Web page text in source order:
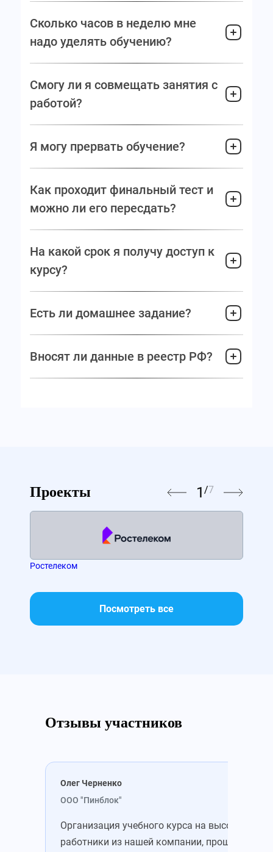
Сколько часов в неделю мне
надо уделять обучению?
Смогу ли я совмещать занятия с
работой?
Я могу прервать обучение?
Как проходит финальный тест и
можно ли его пересдать?
На какой срок я получу доступ к
курсу?
Есть ли домашнее задание?
Вносят ли данные в реестр РФ?
Проекты 1 /7
Ростелеком
Посмотреть все
Отзывы участников
Олег Черненко
ООО "Пинблок"
Организация учебного курса на высоте. Все
работники из нашей компании, прошедшие